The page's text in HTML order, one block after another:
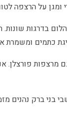
על הרצפה
בדרגות
כתמים ומשמרת
מרצפות
בני ברק נהנים